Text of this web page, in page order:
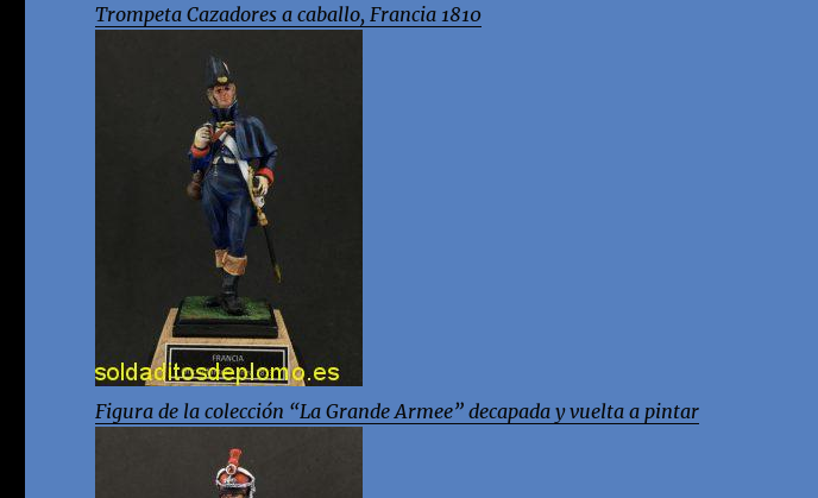
Trompeta Cazadores a caballo, Francia 1810
Figura de la colección “La Grande Armee” decapada y vuelta a pintar